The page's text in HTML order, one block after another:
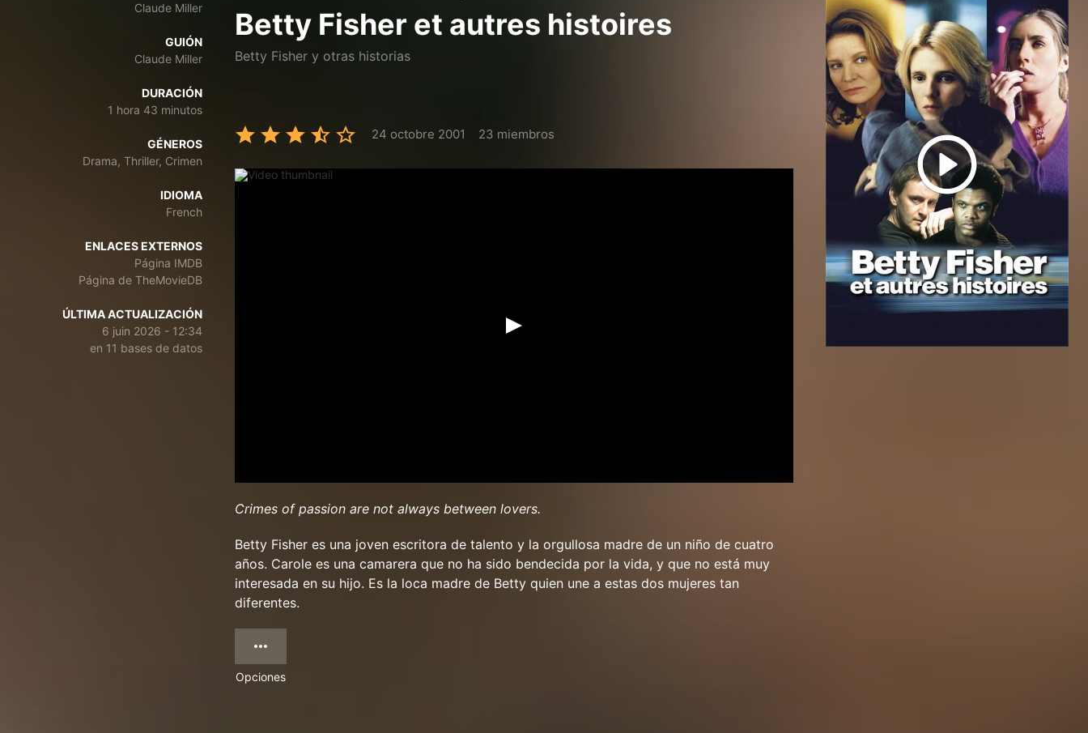
Claude Miller
GUIÓN
Claude Miller
DURACIÓN
1 hora 43 minutos
GÉNEROS
Drama, Thriller, Crimen
IDIOMA
French
ENLACES EXTERNOS
Página IMDB
Página de TheMovieDB
ÚLTIMA ACTUALIZACIÓN
6 juin 2026 - 12:34
en 11 bases de datos
Betty Fisher et autres histoires
Betty Fisher y otras historias
24 octobre 2001 23 miembros
Crimes of passion are not always between lovers.
Betty Fisher es una joven escritora de talento y la orgullosa madre de un niño de cuatro
años. Carole es una camarera que no ha sido bendecida por la vida, y que no está muy
interesada en su hijo. Es la loca madre de Betty quien une a estas dos mujeres tan
diferentes.
Opciones